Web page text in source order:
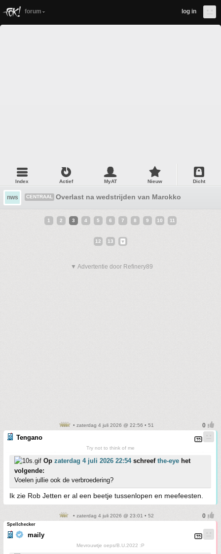
forum log in
Index Actief MyAT Nieuw Dicht
nws CENTRAAL Overlast na wedstrijden van Marokko
1 2 3 4 5 6 7 8 9 10 11
12 13
▼ Advertentie door Refinery89
• zaterdag 4 juli 2026 @ 22:56 • 51
Tengano
Try not to think of me
Op zaterdag 4 juli 2026 22:54schreef the-eye het
volgende:
Voelen jullie ook de verbroedering?
Ik zie Rob Jetten er al een beetje tussenlopen en meefeesten.
• zaterdag 4 juli 2026 @ 23:01 • 52
Spellchecker
maily
Mevrouwtje oeps/B.U.2022 :P